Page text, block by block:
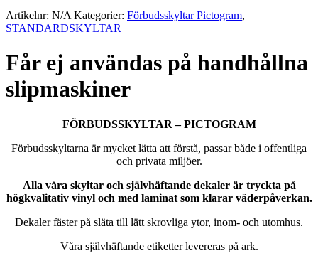
Artikelnr: N/A Kategorier: Förbudsskyltar Pictogram,
STANDARDSKYLTAR
Får ej användas på handhållna
slipmaskiner
FÖRBUDSSKYLTAR – PICTOGRAM
Förbudsskyltarna är mycket lätta att förstå, passar både i offentliga
och privata miljöer.
Alla våra skyltar och självhäftande dekaler är tryckta på
högkvalitativ vinyl och med laminat som klarar väderpåverkan.
Dekaler fäster på släta till lätt skrovliga ytor, inom- och utomhus.
Våra självhäftande etiketter levereras på ark.